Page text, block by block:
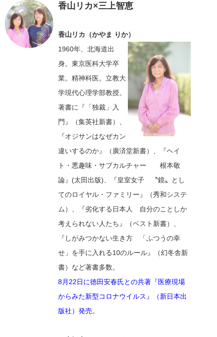
香山リカ×三上智恵
香山リカ（かやま りか）
1960年、北海道出
身。東京医科大学卒
業。精神科医。立教大
学現代心理学部教授。
著書に『「独裁」入
門』（集英社新書）、
『オジサンはなぜカン
違いするのか』（廣済堂新書）、『ヘイ
ト・悪趣味・サブカルチャー 根本敬
論』(太田出版)、『皇室女子 〝鏡〟とし
てのロイヤル・ファミリー』（秀和システ
ム）、『劣化する日本人 自分のことしか
考えられない人たち』（ベスト新書）、
『しがみつかない生き方 「ふつうの幸
せ」を手に入れる10のルール』（幻冬舎新
書）など著書多数。
8月22日に徳田安春氏との共著『医療現場
からみた新型コロナウイルス』（新日本出
版社）発売。